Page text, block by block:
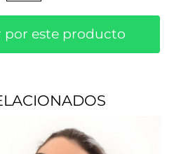
por este producto